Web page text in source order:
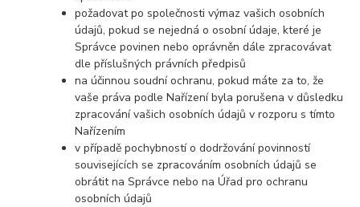
požadovat po společnosti výmaz vašich osobních
údajů, pokud se nejedná o osobní údaje, které je
Správce povinen nebo oprávněn dále zpracovávat
dle příslušných právních předpisů
na účinnou soudní ochranu, pokud máte za to, že
vaše práva podle Nařízení byla porušena v důsledku
zpracování vašich osobních údajů v rozporu s tímto
Nařízením
v případě pochybností o dodržování povinností
souvisejících se zpracováním osobních údajů se
obrátit na Správce nebo na Úřad pro ochranu
osobních údajů